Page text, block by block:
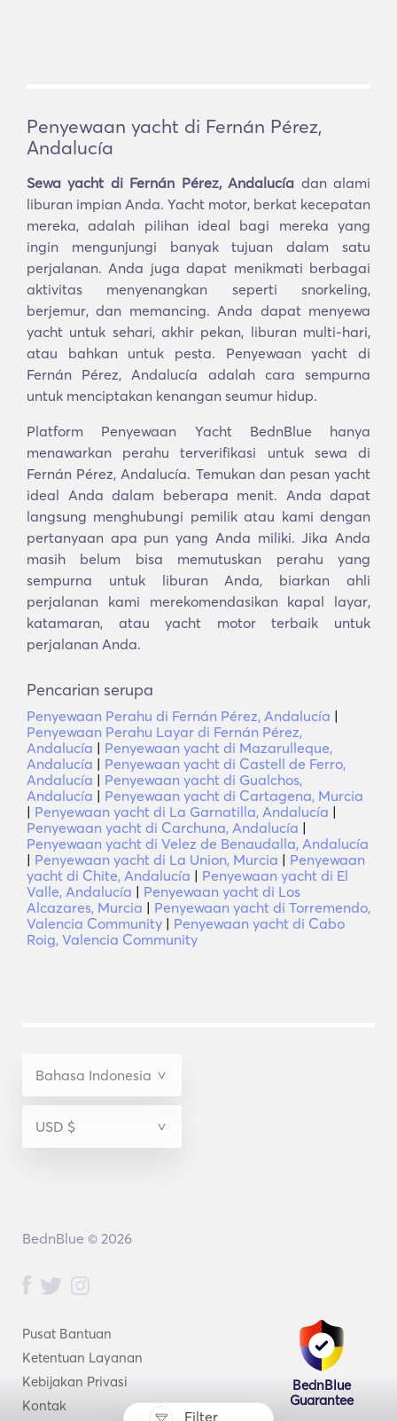
Filter
Penyewaan yacht di Fernán Pérez,
Andalucía
Sewa yacht di Fernán Pérez, Andalucía dan alami
liburan impian Anda. Yacht motor, berkat kecepatan
mereka, adalah pilihan ideal bagi mereka yang
ingin mengunjungi banyak tujuan dalam satu
perjalanan. Anda juga dapat menikmati berbagai
aktivitas menyenangkan seperti snorkeling,
berjemur, dan memancing. Anda dapat menyewa
yacht untuk sehari, akhir pekan, liburan multi-hari,
atau bahkan untuk pesta. Penyewaan yacht di
Fernán Pérez, Andalucía adalah cara sempurna
untuk menciptakan kenangan seumur hidup.
Platform Penyewaan Yacht BednBlue hanya
menawarkan perahu terverifikasi untuk sewa di
Fernán Pérez, Andalucía. Temukan dan pesan yacht
ideal Anda dalam beberapa menit. Anda dapat
langsung menghubungi pemilik atau kami dengan
pertanyaan apa pun yang Anda miliki. Jika Anda
masih belum bisa memutuskan perahu yang
sempurna untuk liburan Anda, biarkan ahli
perjalanan kami merekomendasikan kapal layar,
katamaran, atau yacht motor terbaik untuk
perjalanan Anda.
Pencarian serupa
Penyewaan Perahu di Fernán Pérez, Andalucía |
Penyewaan Perahu Layar di Fernán Pérez,
Andalucía | Penyewaan yacht di Mazarulleque,
Andalucía | Penyewaan yacht di Castell de Ferro,
Andalucía | Penyewaan yacht di Gualchos,
Andalucía | Penyewaan yacht di Cartagena, Murcia
| Penyewaan yacht di La Garnatilla, Andalucía |
Penyewaan yacht di Carchuna, Andalucía |
Penyewaan yacht di Velez de Benaudalla, Andalucía
| Penyewaan yacht di La Union, Murcia | Penyewaan
yacht di Chite, Andalucía | Penyewaan yacht di El
Valle, Andalucía | Penyewaan yacht di Los
Alcazares, Murcia | Penyewaan yacht di Torremendo,
Valencia Community | Penyewaan yacht di Cabo
Roig, Valencia Community
Pusat Bantuan
Ketentuan Layanan
Kebijakan Privasi
Kontak
BednBlue
Guarantee
BednBlue © 2026